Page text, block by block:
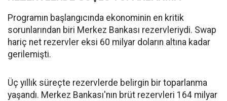
Programın başlangıcında ekonominin en kritik
sorunlarından biri Merkez Bankası rezervleriydi. Swap
hariç net rezervler eksi 60 milyar doların altına kadar
gerilemişti.
Üç yıllık süreçte rezervlerde belirgin bir toparlanma
yaşandı. Merkez Bankası'nın brüt rezervleri 164 milyar